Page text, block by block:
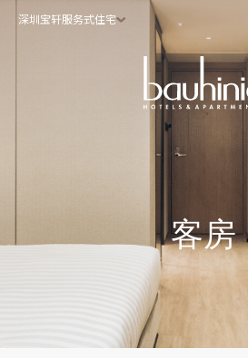
深圳宝轩服务式住宅
客房